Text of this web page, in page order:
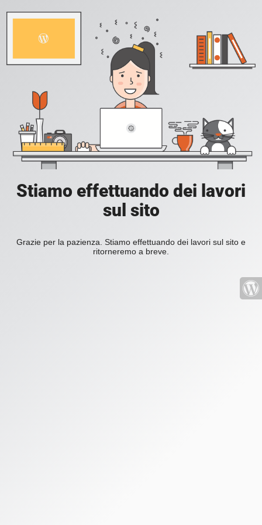
Stiamo effettuando dei lavori
sul sito
Grazie per la pazienza. Stiamo effettuando dei lavori sul sito e
ritorneremo a breve.